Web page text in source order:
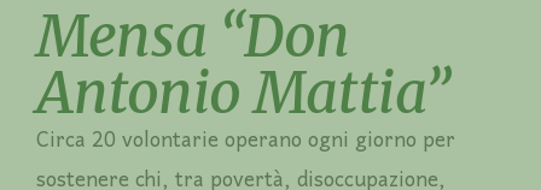
Mensa “Don
Antonio Mattia”
Circa 20 volontarie operano ogni giorno per